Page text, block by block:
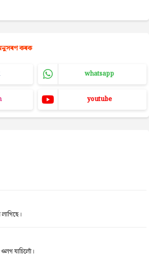
কৰক
whatsapp
youtube
যাচিলোঁ।